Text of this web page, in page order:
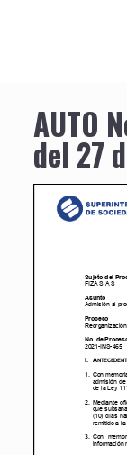
AUTO
del 27